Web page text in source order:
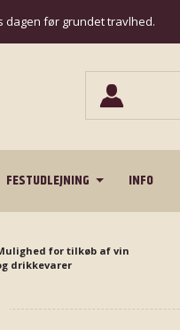
dagen før grundet travlhed.
FESTUDLEJNING INFO
for tilkøb af vin
drikkevarer